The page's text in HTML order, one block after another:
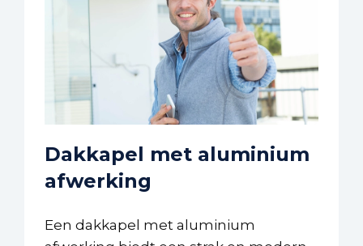
Dakkapel met aluminium
afwerking
Een dakkapel met aluminium